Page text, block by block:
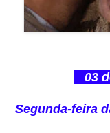
03
Segunda-feira